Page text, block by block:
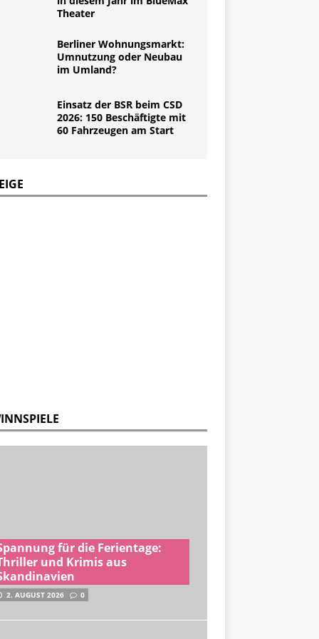
Theater
Berliner Wohnungsmarkt:
Umnutzung oder Neubau
im Umland?
Einsatz der BSR beim CSD
2026: 150 Beschäftigte mit
60 Fahrzeugen am Start
für die Ferientage:
und Krimis aus
2. AUGUST 2026 0